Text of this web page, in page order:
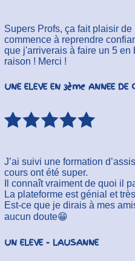
Supers Profs, ça fait plaisir
commence à reprendre
que j'arriverais à faire un 5
raison ! Merci !
UNE ELEVE EN 3ème ANNEE
J’ai suivi une formation
cours ont été super.
Il connaît vraiment de quoi il
La plateforme est génial et
Est-ce que je dirais à mes
aucun doute😁
UN ELEVE - LAUSANNE